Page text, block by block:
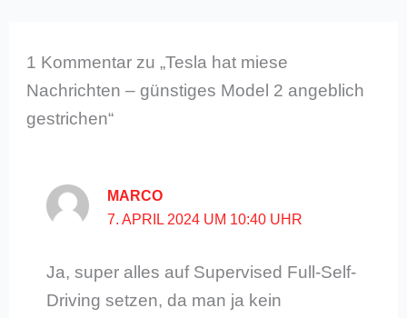
1 Kommentar zu „Tesla hat miese
Nachrichten – günstiges Model 2 angeblich
gestrichen“
MARCO
7. APRIL 2024 UM 10:40 UHR
Ja, super alles auf Supervised Full-Self-
Driving setzen, da man ja kein